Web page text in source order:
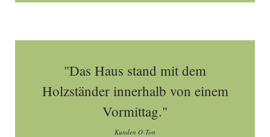
"Das Haus stand mit dem
Holzständer innerhalb von einem
Vormittag."
Kunden O-Ton